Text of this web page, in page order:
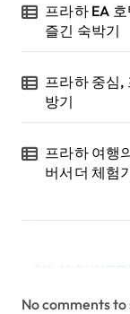
프라하 EA
즐긴 숙박기
프라하 중심,
방기
프라하 여행
버서더 체험
No comments to